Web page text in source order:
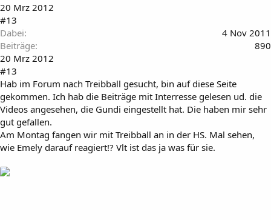
20 Mrz 2012
#13
Dabei
4 Nov 2011
Beiträge
890
20 Mrz 2012
#13
Hab im Forum nach Treibball gesucht, bin auf diese Seite
gekommen. Ich hab die Beiträge mit Interresse gelesen ud. die
Videos angesehen, die Gundi eingestellt hat. Die haben mir sehr
gut gefallen.
Am Montag fangen wir mit Treibball an in der HS. Mal sehen,
wie Emely darauf reagiert!? Vlt ist das ja was für sie.